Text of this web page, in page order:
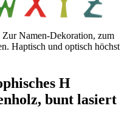
Namen-Dekoration, zum
Haptisch und optisch höchst
H
bunt lasiert